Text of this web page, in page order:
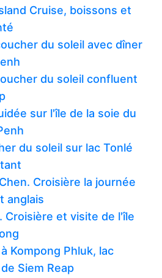
Cruise, boissons et
du soleil avec dîner
du soleil confluent
sur l'île de la soie du
du soleil sur lac Tonlé
Croisière la journée
anglais
Croisière et visite de l'île
Kompong Phluk, lac
Siem Reap